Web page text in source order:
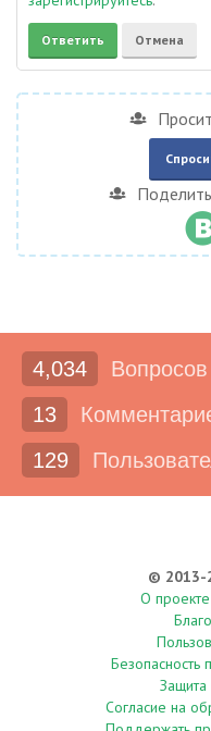
4,034 Вопросов
13
129
© 2013-
О проекте
Безопасность
Согласие на